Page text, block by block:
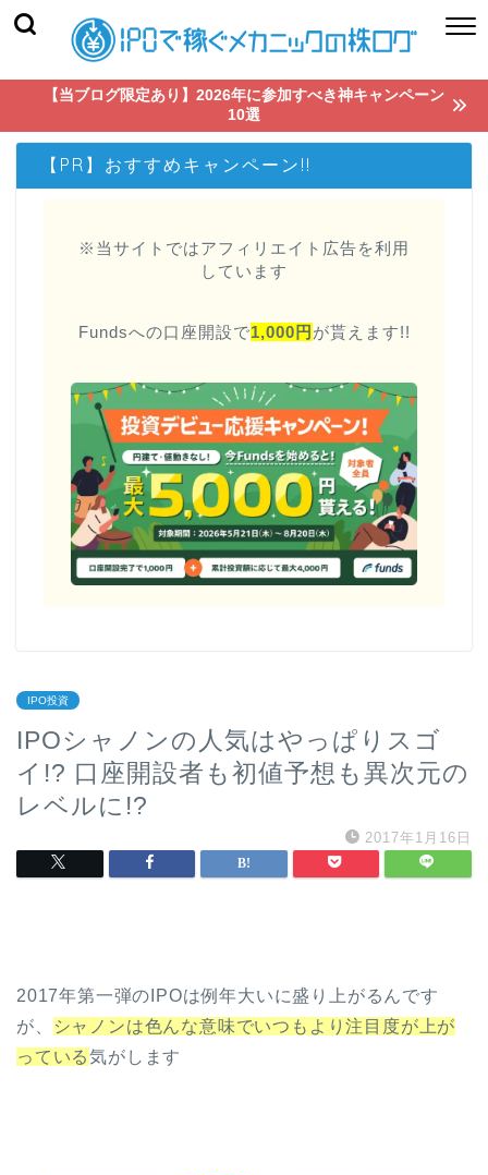
【当ブログ限定あり】2026年に参加すべき神キャンペーン
10選
【PR】おすすめキャンペーン!!
※当サイトではアフィリエイト広告を利用
しています
Fundsへの口座開設で1,000円 が貰えます!!
IPO投資
IPOシャノンの人気はやっぱりスゴ
イ!? 口座開設者も初値予想も異次元の
レベルに!?
2017年1月16日
2017年第一弾のIPOは例年大いに盛り上がるんです
が、
シャノンは色んな意味でいつもより注目度が上が
っている気がします